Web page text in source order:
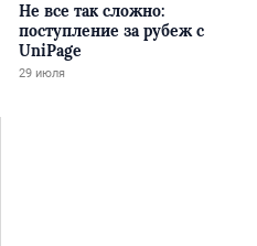
Не все так сложно:
поступление за рубеж с
UniPage
29 июля